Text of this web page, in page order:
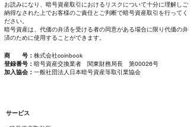
お読みになり、暗号資産取引におけるリスクについて十分に理解しご
納得なされた上でお客様のご責任とご判断で暗号資産取引を行ってく
ださい。
暗号資産は、代価の弁済を受ける者の同意がある場合に限り代価の弁
済のために使用することができます。
商 号： 株式会社coinbook
登録番号： 暗号資産交換業者 関東財務局長 第00026号
加入協会： 一般社団法人日本暗号資産等取引業協会
サービス